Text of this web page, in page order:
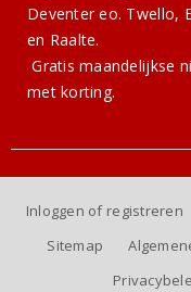
Deventer eo. Twello,
en Raalte.
Gratismaandelijkse
met korting.
Inloggen of registreren
Sitemap